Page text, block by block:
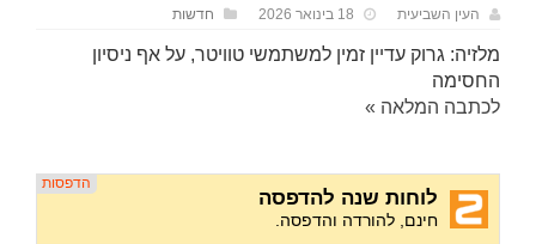
העין השביעית 18 בינואר 2026 חדשות
מלזיה: גרוק עדיין זמין למשתמשי טוויטר, על אף ניסיון
החסימה
לכתבה המלאה »